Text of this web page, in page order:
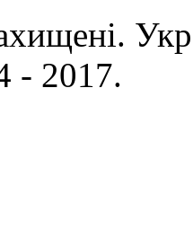
- 2017.